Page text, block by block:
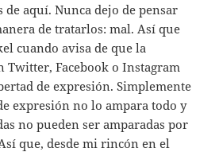
de aquí. Nunca dejo de pensar
de tratarlos: mal. Así que
cuando avisa de que la
Twitter, Facebook o Instagram
de expresión. Simplemente
expresión no lo ampara todo y
no pueden ser amparadas por
que, desde mi rincón en el